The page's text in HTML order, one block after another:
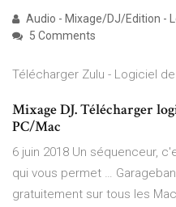
Audio - Mixage/DJ/Edition -
5 Comments
Télécharger Zulu - Logiciel
Mixage DJ. Télécharger
PC/Mac
6 juin 2018 Un séquenceur,
qui vous permet …
gratuitement sur tous les